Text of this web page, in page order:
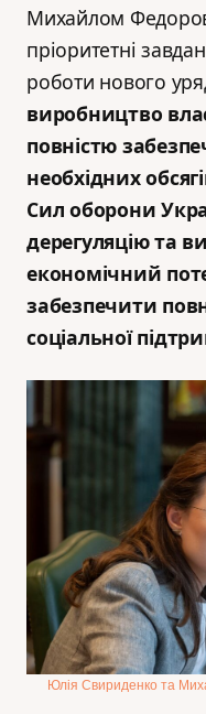
Михайлом
пріоритетні
роботи нового
виробництво
повністю
необхідних
Сил оборони
дерегуляцію та
економічний
забезпечити
соціальної
Юлія Свириденко та